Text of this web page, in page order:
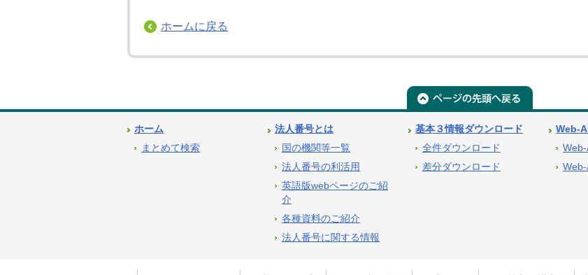
ホームに戻る
ホーム
まとめて検索
法人番号とは
国の機関等一覧
法人番号の利活用
英語版webページのご紹
介
各種資料のご紹介
法人番号に関する情報
基本３情報ダウンロード
全件ダウンロード
差分ダウンロード
Web-
Web-